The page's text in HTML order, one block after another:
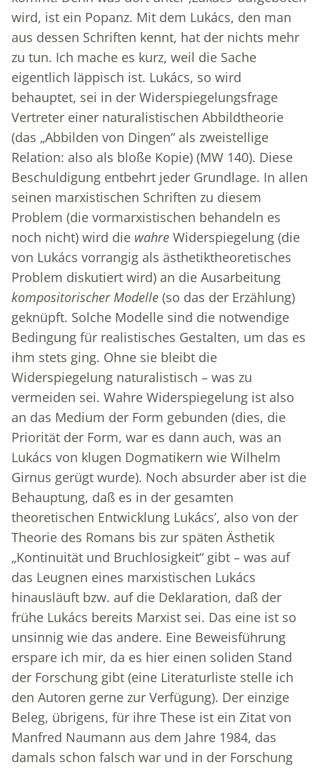
wird, ist ein Popanz. Mit dem Lukács, den man
aus dessen Schriften kennt, hat der nichts mehr
zu tun. Ich mache es kurz, weil die Sache
eigentlich läppisch ist. Lukács, so wird
behauptet, sei in der Widerspiegelungsfrage
Vertreter einer naturalistischen Abbildtheorie
(das „Abbilden von Dingen“ als zweistellige
Relation: also als bloße Kopie) (MW 140). Diese
Beschuldigung entbehrt jeder Grundlage. In allen
seinen marxistischen Schriften zu diesem
Problem (die vormarxistischen behandeln es
noch nicht) wird die wahre Widerspiegelung (die
von Lukács vorrangig als ästhetiktheoretisches
Problem diskutiert wird) an die Ausarbeitung
kompositorischer Modelle (so das der Erzählung)
geknüpft. Solche Modelle sind die notwendige
Bedingung für realistisches Gestalten, um das es
ihm stets ging. Ohne sie bleibt die
Widerspiegelung naturalistisch – was zu
vermeiden sei. Wahre Widerspiegelung ist also
an das Medium der Form gebunden (dies, die
Priorität der Form, war es dann auch, was an
Lukács von klugen Dogmatikern wie Wilhelm
Girnus gerügt wurde). Noch absurder aber ist die
Behauptung, daß es in der gesamten
theoretischen Entwicklung Lukács’, also von der
Theorie des Romans bis zur späten Ästhetik
„Kontinuität und Bruchlosigkeit“ gibt – was auf
das Leugnen eines marxistischen Lukács
hinausläuft bzw. auf die Deklaration, daß der
frühe Lukács bereits Marxist sei. Das eine ist so
unsinnig wie das andere. Eine Beweisführung
erspare ich mir, da es hier einen soliden Stand
der Forschung gibt (eine Literaturliste stelle ich
den Autoren gerne zur Verfügung). Der einzige
Beleg, übrigens, für ihre These ist ein Zitat von
Manfred Naumann aus dem Jahre 1984, das
damals schon falsch war und in der Forschung